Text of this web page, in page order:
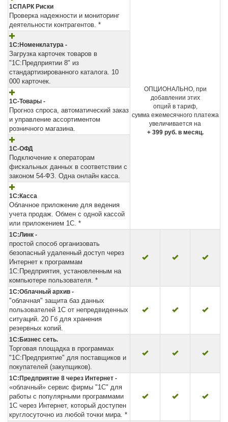
1СПАРК Риски
Проверка надежности и мониторинг
деятельности контрагентов. *
ОПЦИОНАЛЬНО, при
добавлении этих
опций в тариф,
сумма ежемесячного платежа
увеличивается на
+ 399 руб. в месяц.
1С:Номенклатура -
Загрузка карточек товаров в
"1С:Предприятии 8" из
стандартизированного каталога. 10
000 карточек.
1С-Товары -
Прогноз спроса, автоматический заказ
и управление ассортиментом
розничного магазина.
1С-ОФД
Подключение к операторам
фискальных данных в соответствии с
законом 54-ФЗ. Одна онлайн касса.
1С:Касса
Облачное приложение для ведения
учета продаж. Обмен с одной кассой
или приложением 1С. *
1С:Линк -
простой способ организовать
безопасный удаленный доступ через
Интернет к программам
1С:Предприятия, установленным на
компьютере пользователя. *
1С:Облачный архив -
"облачная" защита баз данных
пользователей 1С от непредвиденных
ситуаций. 20 Гб для хранения
резервных копий.
1С:Бизнес сеть.
Торговая площадка в программах
"1С:Предприятие" для поставщиков и
покупателей (закупщиков).
1С:Предприятие 8 через Интернет -
«облачный» сервис фирмы "1С" для
работы с популярными программами
1С через Интернет, который доступен
круглосуточно из любой точки мира. *